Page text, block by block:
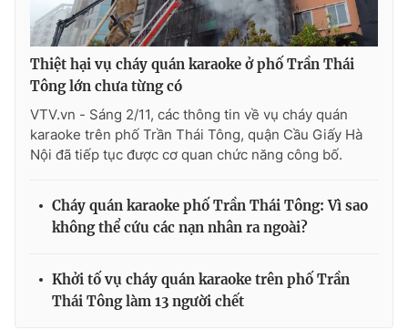
Thiệt hại vụ cháy quán karaoke ở phố Trần Thái
Tông lớn chưa từng có
VTV.vn - Sáng 2/11, các thông tin về vụ cháy quán
karaoke trên phố Trần Thái Tông, quận Cầu Giấy Hà
Nội đã tiếp tục được cơ quan chức năng công bố.
Cháy quán karaoke phố Trần Thái Tông: Vì sao
không thể cứu các nạn nhân ra ngoài?
Khởi tố vụ cháy quán karaoke trên phố Trần
Thái Tông làm 13 người chết